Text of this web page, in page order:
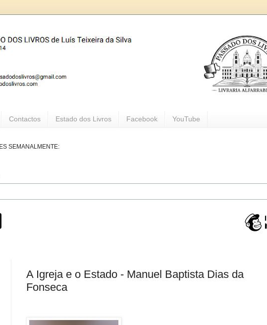
Contactos Estado dos Livros Facebook YouTube
SEMANALMENTE:
A Igreja e o Estado - Manuel Baptista Dias da
Fonseca